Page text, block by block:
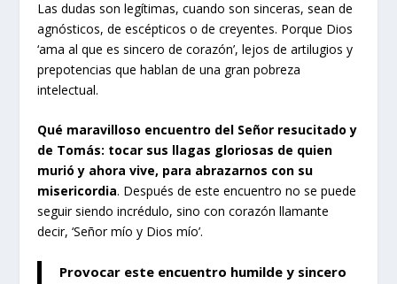
Las dudas son legítimas, cuando son sinceras, sean de
agnósticos, de escépticos o de creyentes. Porque Dios
‘ama al que es sincero de corazón’, lejos de artilugios y
prepotencias que hablan de una gran pobreza
intelectual.
Qué maravilloso encuentro del Señor resucitado y
de Tomás: tocar sus llagas gloriosas de quien
murió y ahora vive, para abrazarnos con su
misericordia. Después de este encuentro no se puede
seguir siendo incrédulo, sino con corazón llamante
decir, ‘Señor mío y Dios mío’.
Provocar este encuentro humilde y sincero